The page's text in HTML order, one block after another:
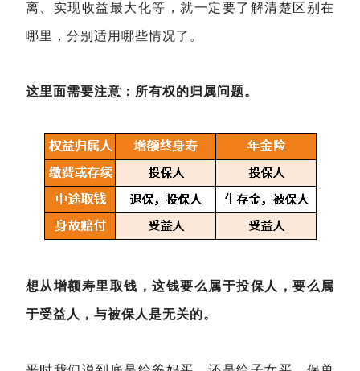
离、实现收益最大化等，就一定要了解清楚区别在
哪里，分别适用哪些情况了。
这里面需要注意：所有权的归属问题。
想从增额寿里取钱，这钱要么属于投保人，要么属
于受益人，与被保人是无关的。